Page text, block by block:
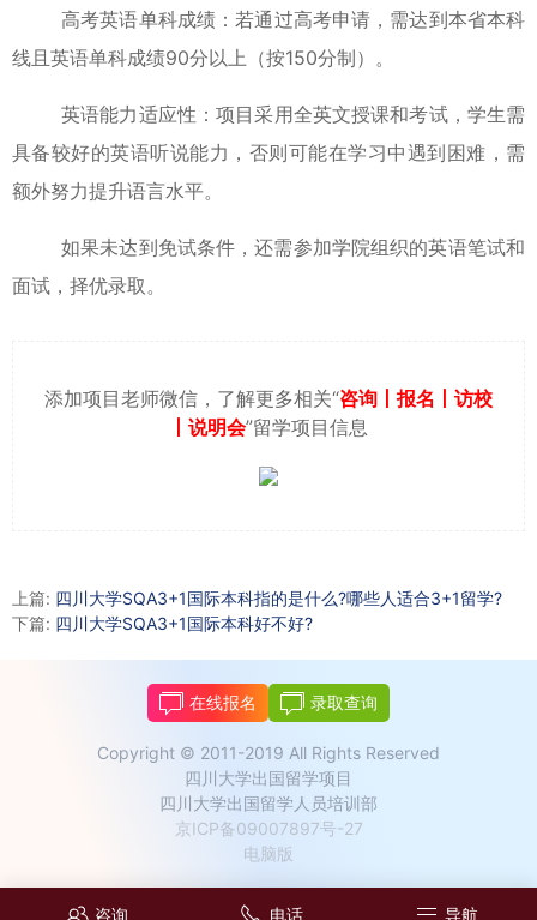
‌高考英语单科成绩‌：若通过高考申请，需达到本省本科
线且英语单科成绩90分以上（按150分制）。‌
‌英语能力适应性‌：项目采用全英文授课和考试，学生需
具备较好的英语听说能力，否则可能在学习中遇到困难，需
额外努力提升语言水平。‌
如果未达到免试条件，还需参加学院组织的英语笔试和
面试，择优录取。‌
添加项目老师微信，了解更多相关“咨询丨报名丨访校
丨说明会”留学项目信息
上篇: 四川大学SQA3+1国际本科指的是什么?哪些人适合3+1留学?
下篇: 四川大学SQA3+1国际本科好不好?
在线报名 录取查询
Copyright © 2011-2019 All Rights Reserved
四川大学出国留学项目
四川大学出国留学人员培训部
京ICP备09007897号-27
电脑版
咨询 电话 导航